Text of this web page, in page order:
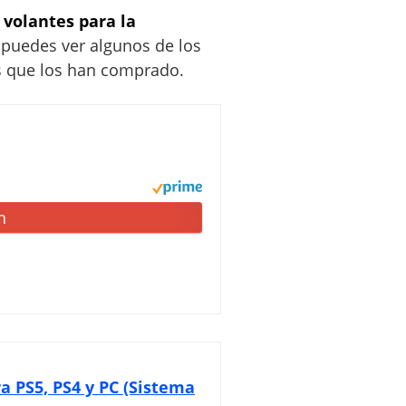
para la
ver algunos de los
los han comprado.
PS4 y PC (Sistema